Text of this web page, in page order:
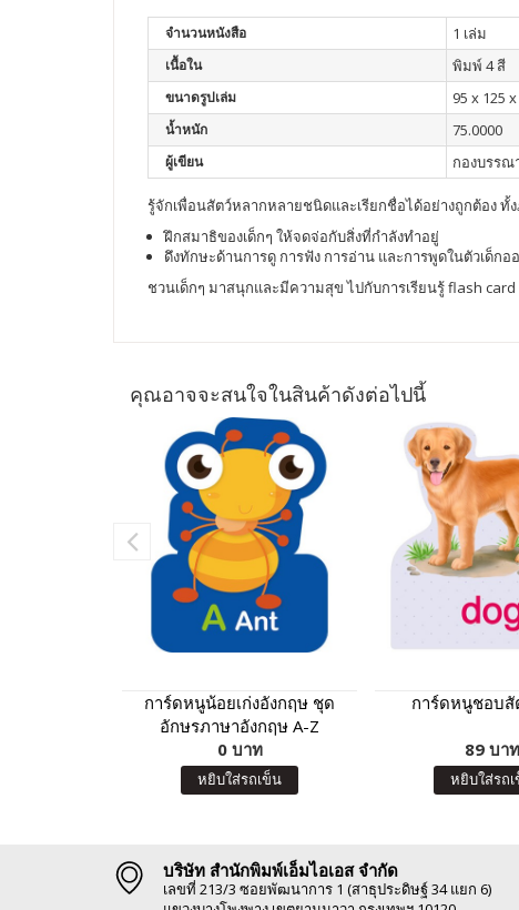
จำนวนหนังสือ 1 เล่ม
เนื้อใน พิมพ์ 4 สี
ขนาดรูปเล่ม 95 x 125
น้ำหนัก 75.0000
ผู้เขียน กองบรรณ
รู้จักเพื่อนสัตว์หลากหลายชนิดและเรียกชื่อได้อย่างถูกต้อง ทั้
ฝึกสมาธิของเด็กๆ ให้จดจ่อกับสิ่งที่กำลังทำอยู่
ดึงทักษะด้านการดู การฟัง การอ่าน และการพูดในตัวเด็กอ
ชวนเด็กๆ มาสนุกและมีความสุข ไปกับการเรียนรู้ flash
คุณอาจจะสนใจในสินค้าดังต่อไปนี้
การ์ดหนูน้อยเก่งอังกฤษ ชุด
อักษรภาษาอังกฤษ A-Z
0 บาท
หยิบใส่รถเข็น
การ์ดหนูชอบสั
89 บาท
หยิบใส่รถ
บริษัท สำนักพิมพ์เอ็มไอเอส จำกัด
เลขที่ 213/3 ซอยพัฒนาการ 1 (สาธุประดิษฐ์ 34 แยก 6)